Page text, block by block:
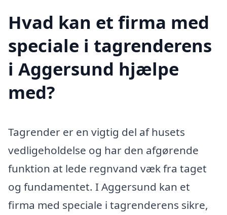
Hvad kan et firma med
speciale i tagrenderens
i Aggersund hjælpe
med?
Tagrender er en vigtig del af husets
vedligeholdelse og har den afgørende
funktion at lede regnvand væk fra taget
og fundamentet. I Aggersund kan et
firma med speciale i tagrenderens sikre,